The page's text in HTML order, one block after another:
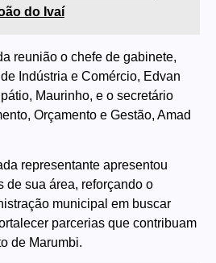
do Ivaí
reunião o chefe de gabinete,
Indústria e Comércio, Edvan
Maurinho, e o secretário
Orçamento e Gestão, Amad
representante apresentou
de sua área, reforçando o
municipal em buscar
parcerias que contribuam
de Marumbi.